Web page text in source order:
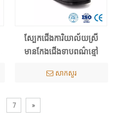
ស្បែកជើងការិយាល័យស្រី
មានកែងជើងទាបពណ៌ខ្មៅ
សាកសួរ
7 »